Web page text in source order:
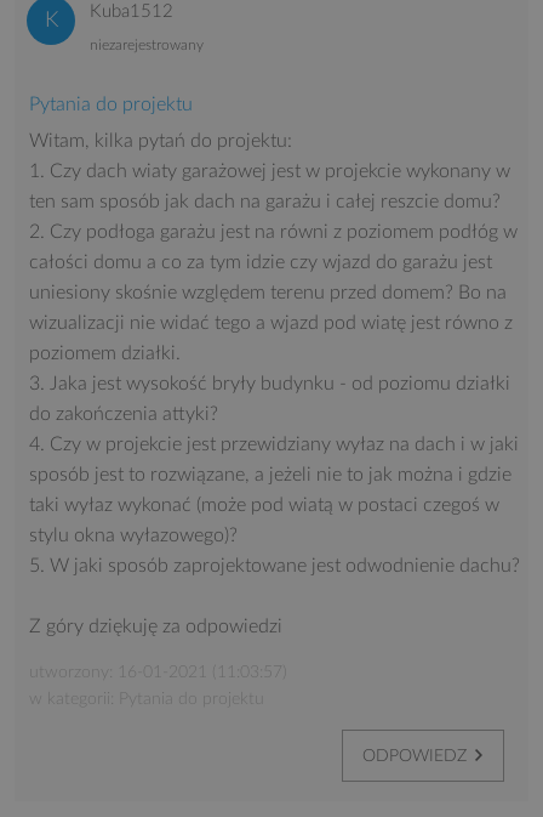
Kuba1512
niezarejestrowany
Pytania do projektu
Witam, kilka pytań do projektu:
1. Czy dach wiaty garażowej jest w projekcie wykonany w
ten sam sposób jak dach na garażu i całej reszcie domu?
2. Czy podłoga garażu jest na równi z poziomem podłóg w
całości domu a co za tym idzie czy wjazd do garażu jest
uniesiony skośnie względem terenu przed domem? Bo na
wizualizacji nie widać tego a wjazd pod wiatę jest równo z
poziomem działki.
3. Jaka jest wysokość bryły budynku - od poziomu działki
do zakończenia attyki?
4. Czy w projekcie jest przewidziany wyłaz na dach i w jaki
sposób jest to rozwiązane, a jeżeli nie to jak można i gdzie
taki wyłaz wykonać (może pod wiatą w postaci czegoś w
stylu okna wyłazowego)?
5. W jaki sposób zaprojektowane jest odwodnienie dachu?
Z góry dziękuję za odpowiedzi
utworzony: 16-01-2021 (11:03:57)
w kategorii: Pytania do projektu
ODPOWIEDZ